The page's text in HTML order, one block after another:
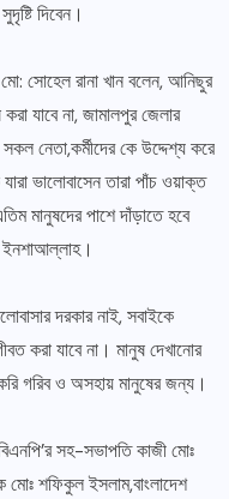
দিবেন।
সোহেল রানা খান বলেন, আনিছুর
যাবে না, জামালপুর জেলার
নেতা,কর্মীদের কে উদ্দেশ্য করে
ভালোবাসেন তারা পাঁচ ওয়াক্ত
মানুষদের পাশে দাঁড়াতে হবে
ইনশাআল্লাহ।
দরকার নাই, সবাইকে
করা যাবে না। মানুষ দেখানোর
গরিব ও অসহায় মানুষের জন্য।
সহ-সভাপতি কাজী মোঃ
শফিকুল ইসলাম,বাংলাদেশ